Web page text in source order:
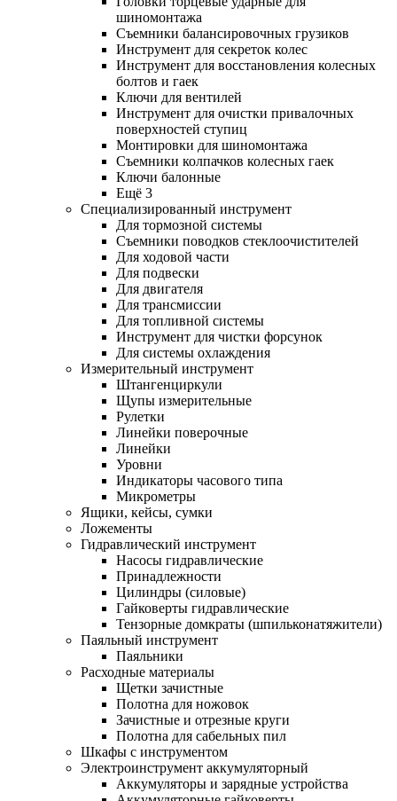
шиномонтажа
Съемники балансировочных грузиков
Инструмент для секреток колес
Инструмент для восстановления колесных
болтов и гаек
Ключи для вентилей
Инструмент для очистки привалочных
поверхностей ступиц
Монтировки для шиномонтажа
Съемники колпачков колесных гаек
Ключи балонные
Ещё 3
Специализированный инструмент
Для тормозной системы
Съемники поводков стеклоочистителей
Для ходовой части
Для подвески
Для двигателя
Для трансмиссии
Для топливной системы
Инструмент для чистки форсунок
Для системы охлаждения
Измерительный инструмент
Штангенциркули
Щупы измерительные
Рулетки
Линейки поверочные
Линейки
Уровни
Индикаторы часового типа
Микрометры
Ящики, кейсы, сумки
Ложементы
Гидравлический инструмент
Насосы гидравлические
Принадлежности
Цилиндры (силовые)
Гайковерты гидравлические
Тензорные домкраты (шпильконатяжители)
Паяльный инструмент
Паяльники
Расходные материалы
Щетки зачистные
Полотна для ножовок
Зачистные и отрезные круги
Полотна для сабельных пил
Шкафы с инструментом
Электроинструмент аккумуляторный
Аккумуляторы и зарядные устройства